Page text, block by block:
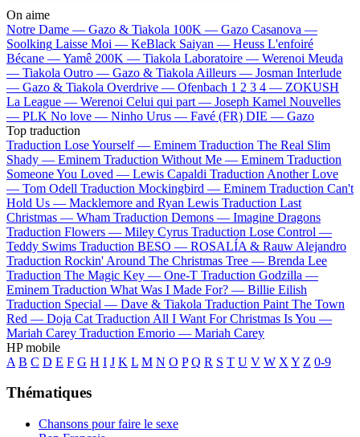
On aime
Notre Dame — Gazo & Tiakola 100K — Gazo Casanova —
Soolking Laisse Moi — KeBlack Saiyan — Heuss L'enfoiré
Bécane —Yamê 200K — Tiakola Laboratoire — Werenoi Meuda
— Tiakola Outro — Gazo & Tiakola Ailleurs — Josman Interlude
— Gazo & Tiakola Overdrive — Ofenbach 1 2 3 4 — ZOKUSH
La League — Werenoi Celui qui part — Joseph Kamel Nouvelles
— PLK No love — Ninho Urus — Favé (FR) DIE — Gazo
Top traduction
Traduction Lose Yourself — Eminem Traduction The Real Slim
Shady — Eminem Traduction Without Me — Eminem Traduction
Someone You Loved — Lewis Capaldi Traduction Another Love
— Tom Odell Traduction Mockingbird — Eminem Traduction Can't
Hold Us — Macklemore and Ryan Lewis Traduction Last
Christmas — Wham Traduction Demons — Imagine Dragons
Traduction Flowers — Miley Cyrus Traduction Lose Control —
Teddy Swims Traduction BESO — ROSALÍA & Rauw Alejandro
Traduction Rockin' Around The Christmas Tree — Brenda Lee
Traduction The Magic Key — One-T Traduction Godzilla —
Eminem Traduction What Was I Made For? — Billie Eilish
Traduction Special — Dave & Tiakola Traduction Paint The Town
Red — Doja Cat Traduction All I Want For Christmas Is You —
Mariah Carey Traduction Emorio — Mariah Carey
HP mobile
A B C D E F G H I J K L M N O P Q R S T U V W X Y Z 0-9
Thématiques
Chansons pour faire le sexe